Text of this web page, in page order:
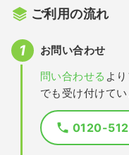
ご利用の流れ
お問い合わせ
問い合わせる よ
でも受け付けてい
0120-